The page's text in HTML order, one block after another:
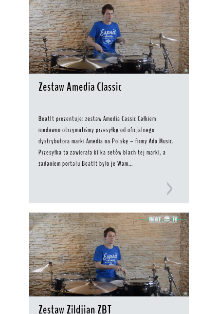
Zestaw Amedia Classic
BeatIt prezentuje: zestaw Amedia Cassic Całkiem
niedawno otrzymaliśmy przesyłkę od oficjalnego
dystrybutora marki Amedia na Polskę – firmy Ada Music.
Przesyłka ta zawierała kilka setów blach tej marki, a
zadaniem portalu BeatIt było je Wam...
Zestaw Zildjian ZBT